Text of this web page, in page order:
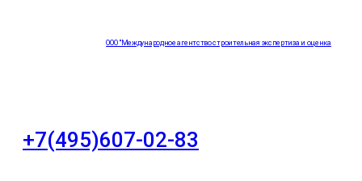
ООО "Международное агентство строительная экспертиза и оценка
+7(495)607-02-83